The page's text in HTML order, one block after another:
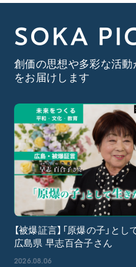
SOKA
創価の思想や多彩な活
をお届けします
【被爆証言】「原爆の子」と
広島県 早志百合子さん
2026.08.06